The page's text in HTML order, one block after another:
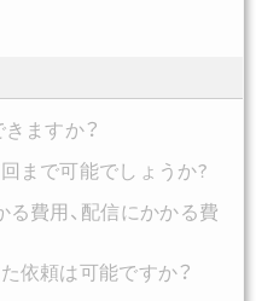
きますか？
回まで可能でしょうか?
る費用、配信にかかる費
依頼は可能ですか？